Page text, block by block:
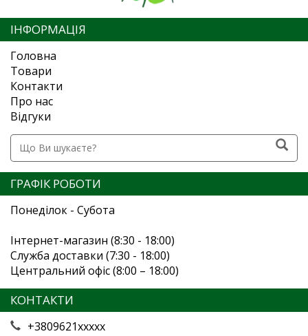
ІНФОРМАЦІЯ
Головна
Товари
Контакти
Про нас
Відгуки
ГРАФІК РОБОТИ
Понеділок - Субота
Інтернет-магазин (8:30 - 18:00)
Служба доставки (7:30 - 18:00)
Центральний офіс (8:00 – 18:00)
КОНТАКТИ
+3809621xxxxx